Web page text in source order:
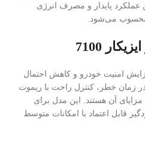
عملکرد پایدار و مصرف انرژی
می‌شود.
7100
امنیت خودرو و کاهش احتمال
خطر، کنترل راحت با ریموت
مزایای آن هستند. این مدل برای
قابل اعتماد با امکانات متوسط